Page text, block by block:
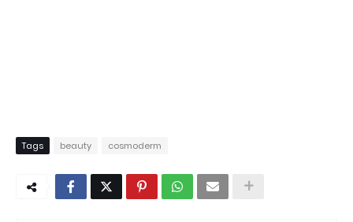
Tags beauty cosmoderm